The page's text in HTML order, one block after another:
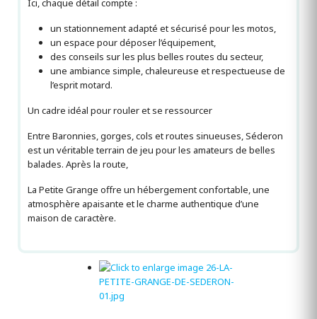
un stationnement adapté et sécurisé pour les motos,
un espace pour déposer l’équipement,
des conseils sur les plus belles routes du secteur,
une ambiance simple, chaleureuse et respectueuse de
l’esprit motard.
Un cadre idéal pour rouler et se ressourcer
Entre Baronnies, gorges, cols et routes sinueuses, Séderon
est un véritable terrain de jeu pour les amateurs de belles
balades. Après la route,
La Petite Grange offre un hébergement confortable, une
atmosphère apaisante et le charme authentique d’une
maison de caractère.